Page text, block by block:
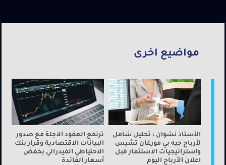
مواضيع اخرى
الأستاذ نشوان : تحليل شامل
لأرباح جيه بي مورغان تشيس
واستراتيجيات الاستثمار قبل
اعلان الأرباح اليوم
ترتفع العقود الآجلة مع صدور
البيانات الاقتصادية وقرار بنك
الاحتياطي الفيدرالي بخفض
أسعار الفائدة